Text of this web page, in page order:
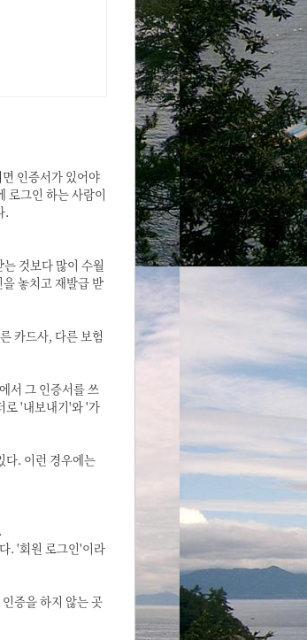
인증서가 있어야
로그인 하는 사람이
.
것보다 많이 수월
놓치고 재발급 받
카드사, 다른 보험
서 그 인증서를 쓰
로 '내보내기'와 '가
다. 이런 경우에는
. '회원 로그인'이라
증을 하지 않는 곳